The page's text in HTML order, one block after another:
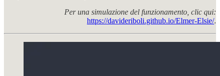
Per una simulazione del funzionamento, clic qui:
https://davideriboli.github.io/Elmer-Elsie/.